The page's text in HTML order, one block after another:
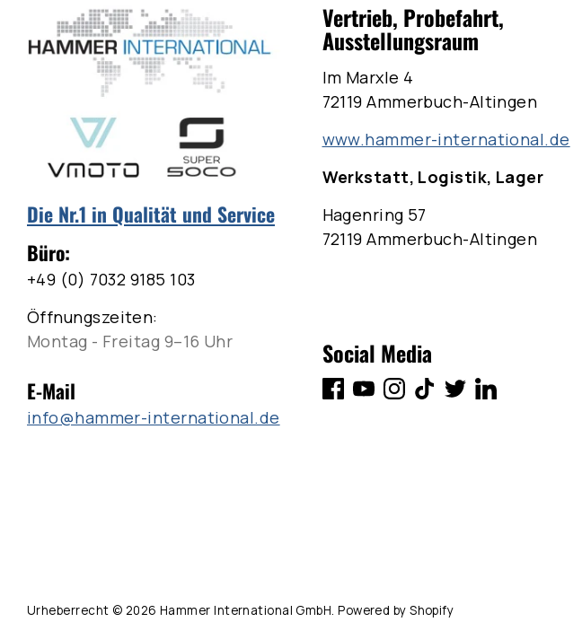
Die Nr.1 in Qualität und Service
Büro:
+49 (0) 7032 9185 103
Öffnungszeiten:
Montag - Freitag 9–16 Uhr
E-Mail
info@hammer-international.de
Vertrieb, Probefahrt,
Ausstellungsraum
Im Marxle 4
72119 Ammerbuch-Altingen
www.hammer-international.de
Werkstatt, Logistik, Lager
Hagenring 57
72119 Ammerbuch-Altingen
Social Media
Urheberrecht © 2026 Hammer International GmbH. Powered by Shopify